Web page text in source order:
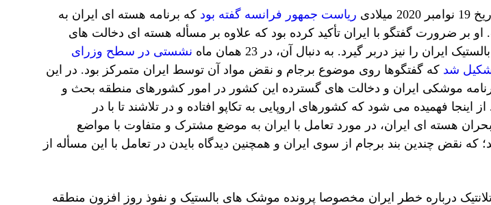
ریاست جمهور فرانسه گفته بود که برنامه هسته ای ایران به
بر ضرورت گفتگو با ایران تأکید کرده بود که علاوه بر مسأله هسته ای دخالت های
را نیز دربر گیرد. به دنبال آن، در 23 همان ماه
نشستی در سطح وزرای
شد که گفتگوها روی موضوع برجام و نقض مواد آن توسط ایران متمرکز بود. در این
موشکی ایران و دخالت های گسترده این کشور در امور کشورهای منطقه بحث و
فهمیده می شود که کشورهای اروپایی به تکاپو افتاده و در تلاشند تا با در
هسته ای ایران، در مورد تعامل با ایران به موضع مشترک و متفاوت با مواضع
که نقض چندین بند برجام از سوی ایران و همچنین دیدگاه بایدن در تعامل با این مسأله از
درباره خطر ایران مخصوصا پرونده موشک های بالستیک و نفوذ روز افزون منطقه